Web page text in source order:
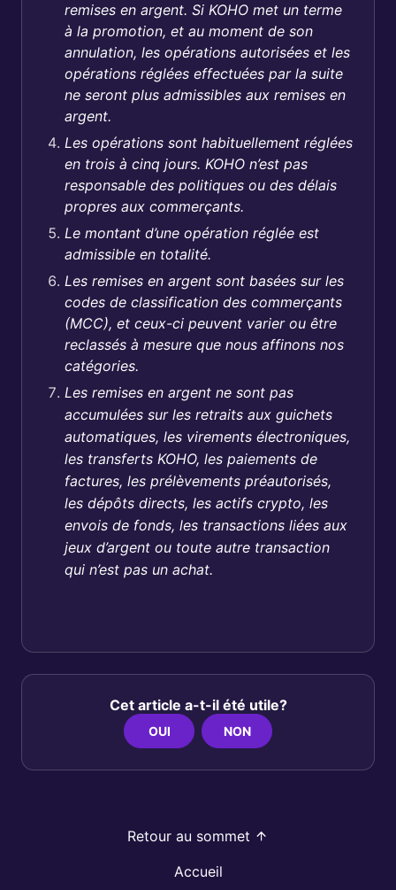
remises en argent. Si KOHO met un terme
à la promotion, et au moment de son
annulation, les opérations autorisées et les
opérations réglées effectuées par la suite
ne seront plus admissibles aux remises en
argent.
Les opérations sont habituellement réglées
en trois à cinq jours. KOHO n’est pas
responsable des politiques ou des délais
propres aux commerçants.
Le montant d’une opération réglée est
admissible en totalité.
Les remises en argent sont basées sur les
codes de classification des commerçants
(MCC), et ceux-ci peuvent varier ou être
reclassés à mesure que nous affinons nos
catégories.
Les remises en argent ne sont pas
accumulées sur les retraits aux guichets
automatiques, les virements électroniques,
les transferts KOHO, les paiements de
factures, les prélèvements préautorisés,
les dépôts directs, les actifs crypto, les
envois de fonds, les transactions liées aux
jeux d’argent ou toute autre transaction
qui n’est pas un achat.
Cet article a-t-il été utile?
OUI NON
Retour au sommet
Accueil